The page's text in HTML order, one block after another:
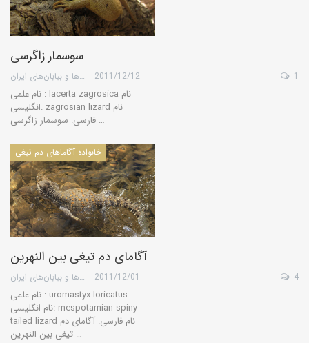
سوسمار زاگرسی
گروه کویرها و بیابان‌های ایران 2011/12/12 1
نام علمی : lacerta zagrosica نام
انگلیسی: zagrosian lizard نام
فارسی: سوسمار زاگرسی …
خانواده آگاماهای دم تیغی
آگامای دم تیغی بین النهرین
گروه کویرها و بیابان‌های ایران 2011/12/01 4
نام علمی : uromastyx loricatus
نام انگلیسی: mespotamian spiny
tailed lizard نام فارسی: آگامای دم
تیغی بین النهرین …